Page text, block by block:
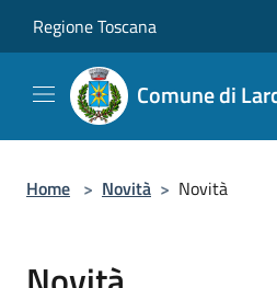
Regione Toscana
Comune di
Home > Novità > Novità